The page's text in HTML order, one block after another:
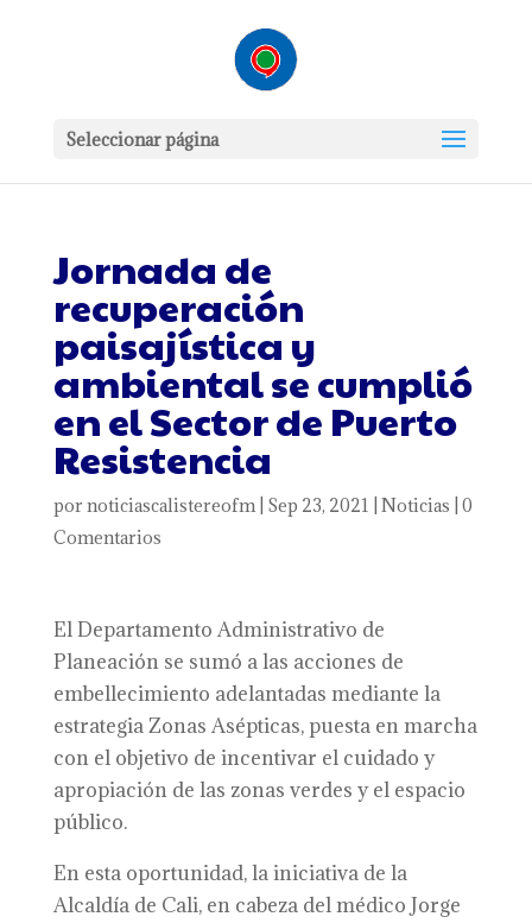
Seleccionar página
Jornada de
recuperación
paisajística y
ambiental se cumplió
en el Sector de Puerto
Resistencia
por noticiascalistereofm| Sep 23, 2021 Noticias 0
Comentarios
El Departamento Administrativo de
Planeación se sumó a las acciones de
embellecimiento adelantadas mediante la
estrategia Zonas Asépticas, puesta en marcha
con el objetivo de incentivar el cuidado y
apropiación de las zonas verdes y el espacio
público.
En esta oportunidad, la iniciativa de la
Alcaldía de Cali, en cabeza del médico Jorge